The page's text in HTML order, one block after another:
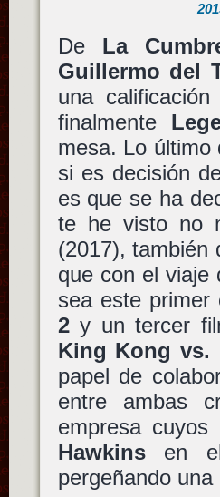
De La
Guillermo del
una
finalmente
mesa. Lo último
si es decisión
es que se ha
te he visto no
(2017), también
que con el viaje
sea este
2y un tercer
King Kong vs.
papel de
entre ambas
empresa cuyos
Hawkinsen
pergeñando una